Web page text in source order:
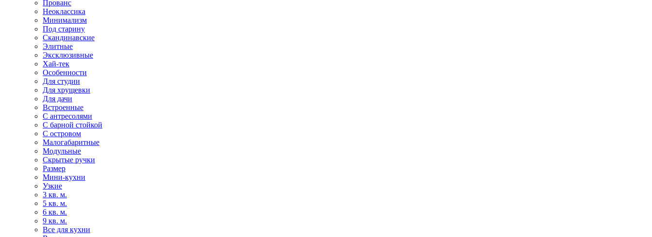
Прованс
Неоклассика
Минимализм
Под старину
Скандинавские
Элитные
Эксклюзивные
Хай-тек
Особенности
Для студии
Для хрущевки
Для дачи
Встроенные
С антресолями
С барной стойкой
С островом
Малогабаритные
Модульные
Скрытые ручки
Размер
Мини-кухни
Узкие
3 кв. м.
5 кв. м.
6 кв. м.
9 кв. м.
Все для кухни